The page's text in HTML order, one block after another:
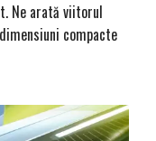
Ne arată viitorul
compacte